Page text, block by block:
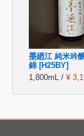
墨廼江 純米吟
錦 [H25BY]
1,800mL / ¥